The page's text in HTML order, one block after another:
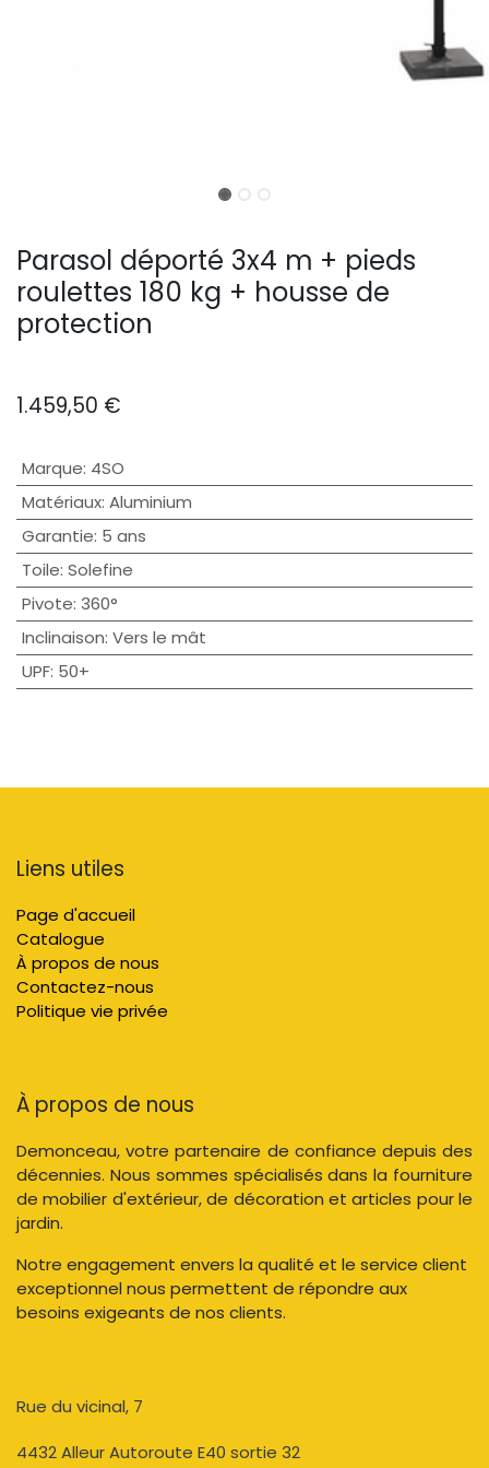
Parasol déporté 3x4 m + pieds
roulettes 180 kg + housse de
protection
1.459,50 €
Marque: 4SO
Matériaux: Aluminium
Garantie: 5 ans
Toile: Solefine
Pivote: 360°
Inclinaison: Vers le mât
UPF: 50+
Liens utiles
Page d'accueil
Catalogue
À propos de nous
Contactez-nous
Politique vie privée
À propos de nous
Demonceau, votre partenaire de confiance depuis des
décennies. Nous sommes spécialisés dans la fourniture
de mobilier d'extérieur, de décoration et articles pour le
jardin.
Notre engagement envers la qualité et le service client
exceptionnel nous permettent de répondre aux
besoins exigeants de nos clients.
Rue du vicinal, 7​
4432 Alleur Autoroute E40 sortie 32